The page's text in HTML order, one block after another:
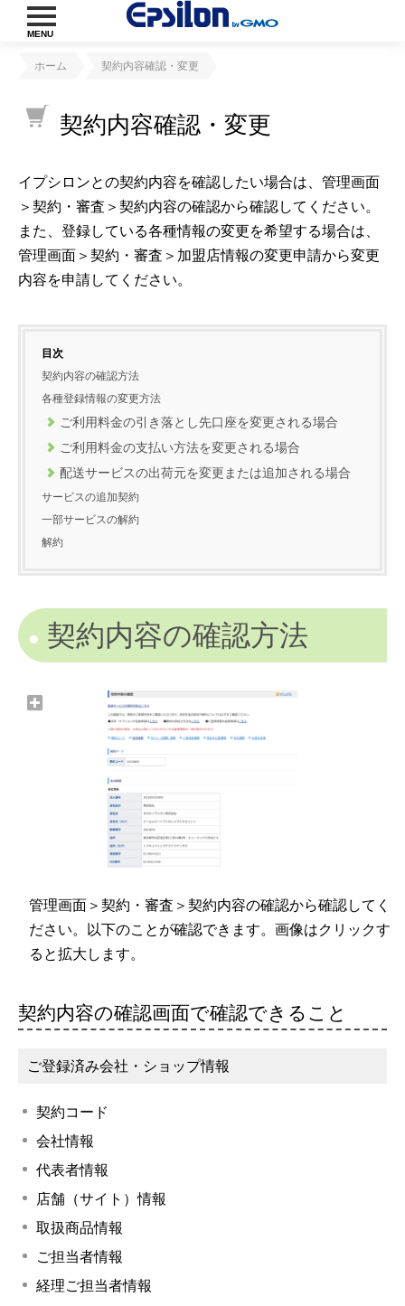
MENU
ホーム 契約内容確認・変更
契約内容確認・変更
イプシロンとの契約内容を確認したい場合は、管理画面
＞契約・審査＞契約内容の確認から確認してください。
また、登録している各種情報の変更を希望する場合は、
管理画面＞契約・審査＞加盟店情報の変更申請から変更
内容を申請してください。
目次
契約内容の確認方法
各種登録情報の変更方法
ご利用料金の引き落とし先口座を変更される場合
ご利用料金の支払い方法を変更される場合
配送サービスの出荷元を変更または追加される場合
サービスの追加契約
一部サービスの解約
解約
契約内容の確認方法
管理画面＞契約・審査＞契約内容の確認から確認してく
ださい。以下のことが確認できます。画像はクリックす
ると拡大します。
契約内容の確認画面で確認できること
ご登録済み会社・ショップ情報
契約コード
会社情報
代表者情報
店舗（サイト）情報
取扱商品情報
ご担当者情報
経理ご担当者情報